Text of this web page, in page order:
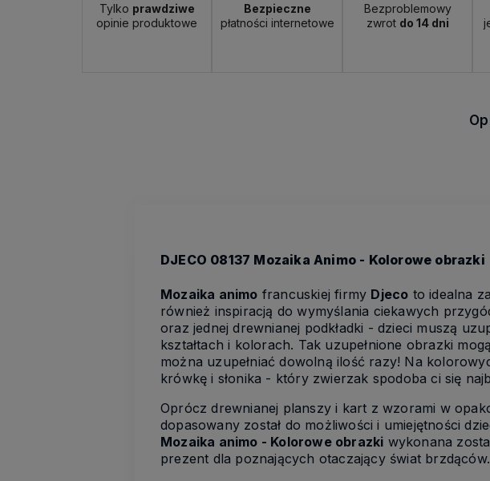
Tylko prawdziwe
opinie produktowe
Bezpieczne
płatności internetowe
Bezproblemowy
zwrot do 14 dni
DJECO 08137 Mozaika Animo - Kolorowe obrazki
Mozaika animo francuskiej firmy Djeco to idealna
również inspiracją do wymyślania ciekawych
oraz jednej drewnianej podkładki - dzieci muszą
kształtach i kolorach. Tak uzupełnione obrazki
można uzupełniać dowolną ilość razy! Na
krówkę i słonika - który zwierzak spodoba ci się
Oprócz drewnianej planszy i kart z wzorami w
dopasowany został do możliwości i umiejętności
Mozaika animo - Kolorowe obrazki wykonana
prezent dla poznających otaczający świat brzdąców.